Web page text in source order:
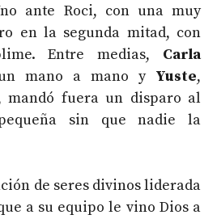
ante Roci, con una muy
en la segunda mitad, con
Entre medias, Carla
mano a mano y Yuste,
mandó fuera un disparo al
sin que nadie la
de seres divinos liderada
a su equipo le vino Dios a